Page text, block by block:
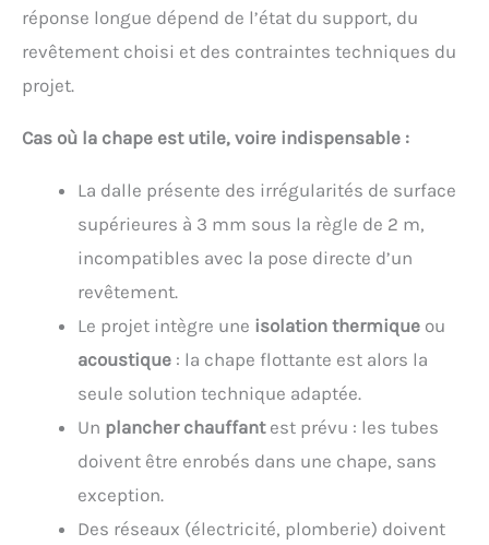
réponse longue dépend de l’état du support, du
revêtement choisi et des contraintes techniques du
projet.
Cas où la chape est utile, voire indispensable :
La dalle présente des irrégularités de surface
supérieures à 3 mm sous la règle de 2 m,
incompatibles avec la pose directe d’un
revêtement.
Le projet intègre une isolation thermique ou
acoustique : la chape flottante est alors la
seule solution technique adaptée.
Un plancher chauffantest prévu : les tubes
doivent être enrobés dans une chape, sans
exception.
Des réseaux (électricité, plomberie) doivent